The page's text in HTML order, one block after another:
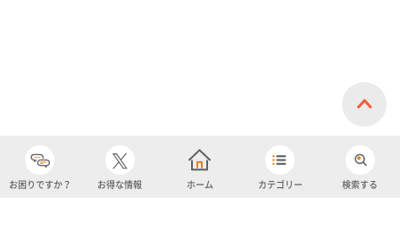
お困りですか？ お得な情報 ホーム カテゴリー 検索する